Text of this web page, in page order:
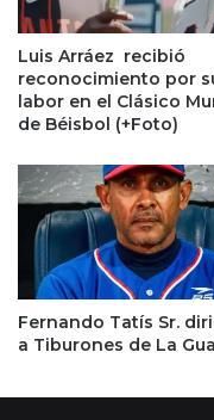
Luis Arráez recibió
reconocimiento por
labor en el Clásico
de Béisbol (+Foto)
Fernando Tatís Sr.
a Tiburones de La